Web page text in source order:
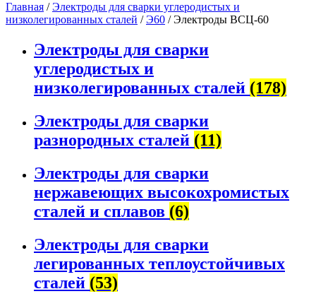
Главная /Электроды для сварки углеродистых и
низколегированных сталей /Э60 / Электроды ВСЦ-60
Электроды для сварки
углеродистых и
низколегированных сталей (178)
Электроды для сварки
разнородных сталей (11)
Электроды для сварки
нержавеющих высокохромистых
сталей и сплавов (6)
Электроды для сварки
легированных теплоустойчивых
сталей (53)